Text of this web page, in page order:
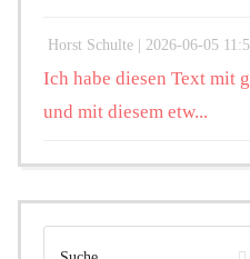
Horst Schulte | 2026-06-05
Ich habe diesen Text mit
und mit diesem etw...